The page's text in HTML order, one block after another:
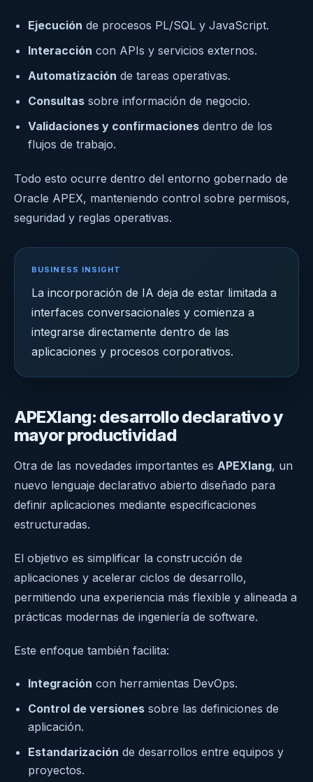
Ejecución de procesos PL/SQL y JavaScript.
Interacción con APIs y servicios externos.
Automatización de tareas operativas.
Consultas sobre información de negocio.
Validaciones y confirmaciones dentro de los
flujos de trabajo.
Todo esto ocurre dentro del entorno gobernado de
Oracle APEX, manteniendo control sobre permisos,
seguridad y reglas operativas.
BUSINESS INSIGHT
La incorporación de IA deja de estar limitada a
interfaces conversacionales y comienza a
integrarse directamente dentro de las
aplicaciones y procesos corporativos.
APEXlang: desarrollo declarativo y
mayor productividad
Otra de las novedades importantes es APEXlang, un
nuevo lenguaje declarativo abierto diseñado para
definir aplicaciones mediante especificaciones
estructuradas.
El objetivo es simplificar la construcción de
aplicaciones y acelerar ciclos de desarrollo,
permitiendo una experiencia más flexible y alineada a
prácticas modernas de ingeniería de software.
Este enfoque también facilita:
Integración con herramientas DevOps.
Control de versiones sobre las definiciones de
aplicación.
Estandarización de desarrollos entre equipos y
proyectos.